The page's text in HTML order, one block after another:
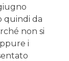
quindi da
non si
i